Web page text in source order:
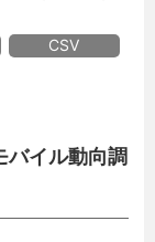
CSV
イル動向調